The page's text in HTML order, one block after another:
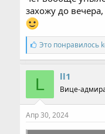
захожу до
С
и
м
п
т
и
и
:
Это понравилось
L ll1
Вице-
Апр 30, 2024